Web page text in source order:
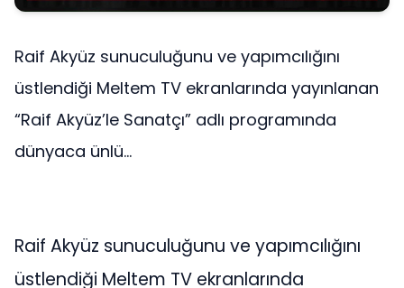
Raif Akyüz sunuculuğunu ve yapımcılığını
üstlendiği Meltem TV ekranlarında yayınlanan
“Raif Akyüz’le Sanatçı” adlı programında
dünyaca ünlü...
Raif Akyüz sunuculuğunu ve yapımcılığını
üstlendiği Meltem TV ekranlarında